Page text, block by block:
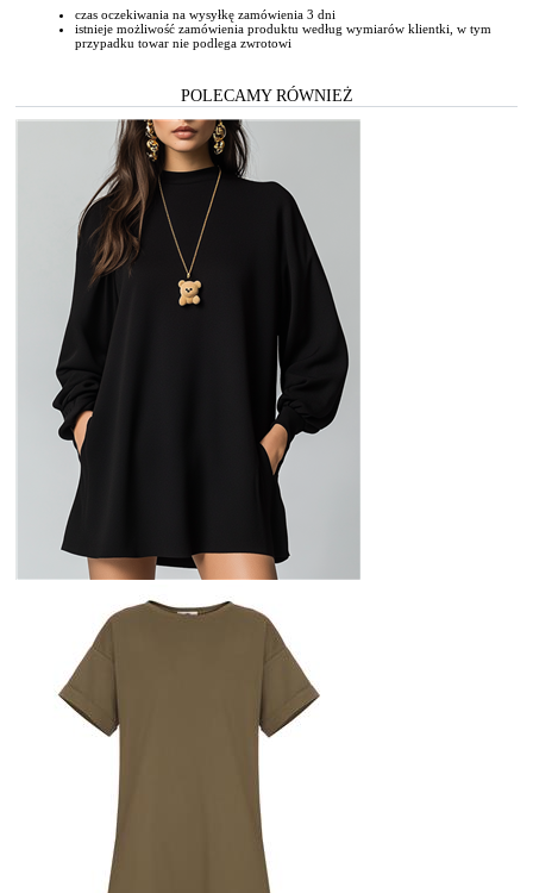
czas oczekiwania na wysyłkę zamówienia 3 dni
istnieje możliwość zamówienia produktu według wymiarów klientki, w tym
przypadku towar nie podlega zwrotowi
POLECAMY RÓWNIEŻ